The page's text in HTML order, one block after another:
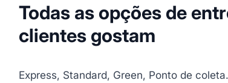
Todas as opções de
clientes gostam
Express, Standard, Green, Ponto de